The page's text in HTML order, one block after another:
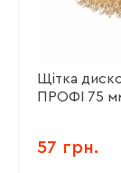
Щітка
ПРОФІ 75
57 грн.